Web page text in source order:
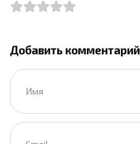
Добавить комментарий
Имя
Email